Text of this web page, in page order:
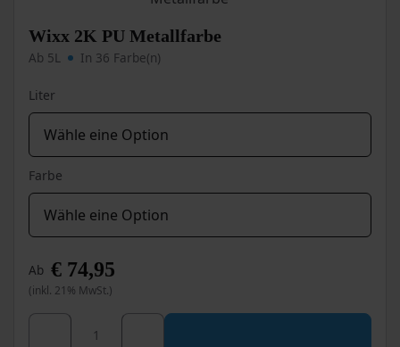
auf
der
Produktseite
werden
Wixx 2K PU Metallfarbe
Ab 5L In 36 Farbe(n)
Liter
Farbe
Ab € 74,95
(inkl. 21% MwSt.)
Wixx 2K PU Metallfarbe Menge
Dieses